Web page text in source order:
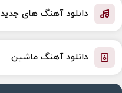
دانلود آهنگ های جدید
دانلود آهنگ ماشین